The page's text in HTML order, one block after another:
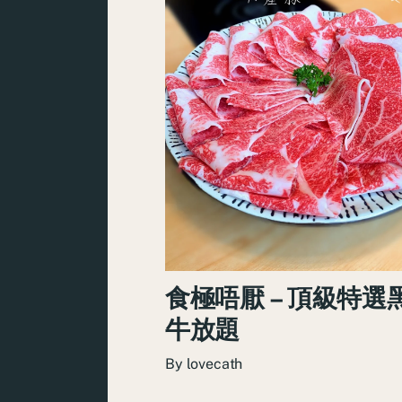
食極唔厭 – 頂級特選
牛放題
By lovecath